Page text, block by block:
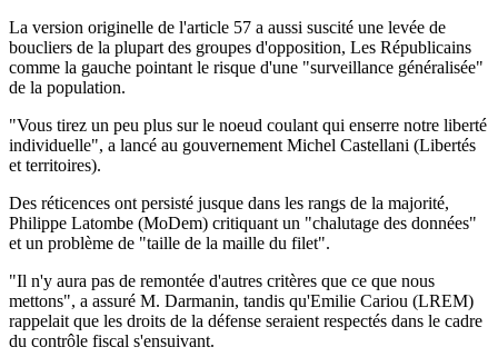
La version originelle de l'article 57 a aussi suscité une levée de
boucliers de la plupart des groupes d'opposition, Les Républicains
comme la gauche pointant le risque d'une "surveillance généralisée"
de la population.
"Vous tirez un peu plus sur le noeud coulant qui enserre notre liberté
individuelle", a lancé au gouvernement Michel Castellani (Libertés
et territoires).
Des réticences ont persisté jusque dans les rangs de la majorité,
Philippe Latombe (MoDem) critiquant un "chalutage des données"
et un problème de "taille de la maille du filet".
"Il n'y aura pas de remontée d'autres critères que ce que nous
mettons", a assuré M. Darmanin, tandis qu'Emilie Cariou (LREM)
rappelait que les droits de la défense seraient respectés dans le cadre
du contrôle fiscal s'ensuivant.